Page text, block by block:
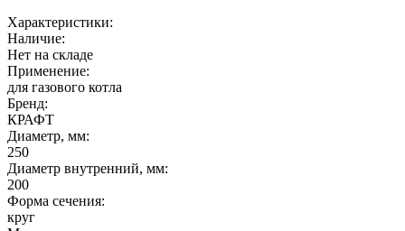
Характеристики:
Наличие:
Нет на складе
Применение:
для газового котла
Бренд:
КРАФТ
Диаметр, мм:
250
Диаметр внутренний, мм:
200
Форма сечения:
круг